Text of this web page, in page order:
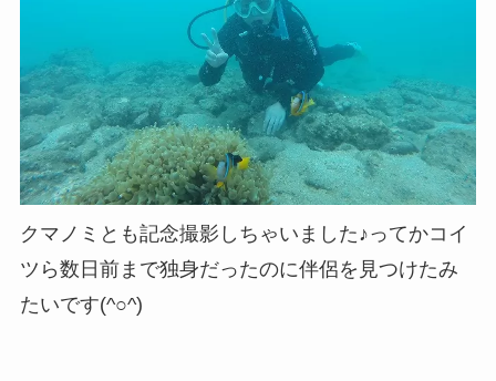
クマノミとも記念撮影しちゃいました♪ってかコイ
ツら数日前まで独身だったのに伴侶を見つけたみ
たいです(^○^)